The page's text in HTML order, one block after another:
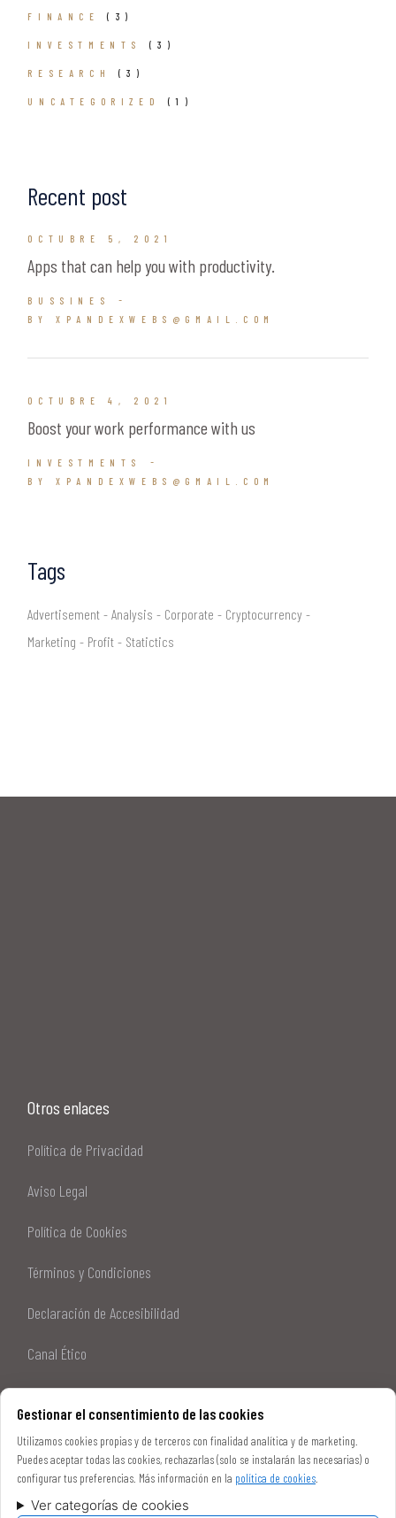
FINANCE (3)
INVESTMENTS (3)
RESEARCH (3)
UNCATEGORIZED (1)
Recent post
OCTUBRE 5, 2021
Apps that can help you with productivity.
BUSSINES
BY XPANDEXWEBS@GMAIL.COM
OCTUBRE 4, 2021
Boost your work performance with us
INVESTMENTS
BY XPANDEXWEBS@GMAIL.COM
Tags
Advertisement Analysis Corporate
Cryptocurrency
Marketing
Profit Statictics
Otros enlaces
Política de Privacidad
Aviso Legal
Política de Cookies
Términos y Condiciones
Declaración de Accesibilidad
Canal Ético
Sitemap
Gestionar el consentimiento de las cookies
Utilizamos cookies propias y de terceros con finalidad analítica y de marketing.
Puedes aceptar todas las cookies, rechazarlas (solo se instalarán las necesarias) o
configurar tus preferencias. Más información en la política de cookies
Ver categorías de cookies